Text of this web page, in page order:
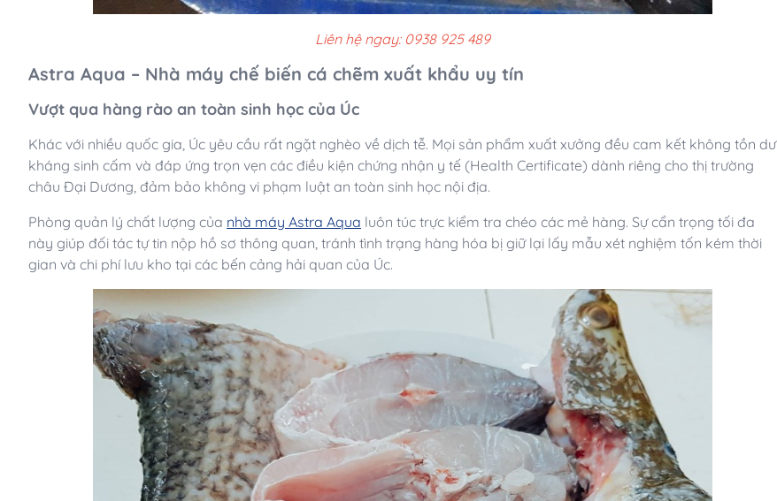
Liên hệ ngay: 0938 925 489
Astra Aqua – Nhà máy chế biến cá chẽm xuất khẩu uy tín
Vượt qua hàng rào an toàn sinh học của Úc
Khác với nhiều quốc gia, Úc yêu cầu rất ngặt nghèo về dịch tễ. Mọi sản phẩm xuất xưởng đều cam kết không tồn dư
kháng sinh cấm và đáp ứng trọn vẹn các điều kiện chứng nhận y tế (Health Certificate) dành riêng cho thị trường
châu Đại Dương, đảm bảo không vi phạm luật an toàn sinh học nội địa.
Phòng quản lý chất lượng của nhà máy Astra Aqua luôn túc trực kiểm tra chéo các mẻ hàng. Sự cẩn trọng tối đa
này giúp đối tác tự tin nộp hồ sơ thông quan, tránh tình trạng hàng hóa bị giữ lại lấy mẫu xét nghiệm tốn kém thời
gian và chi phí lưu kho tại các bến cảng hải quan của Úc.